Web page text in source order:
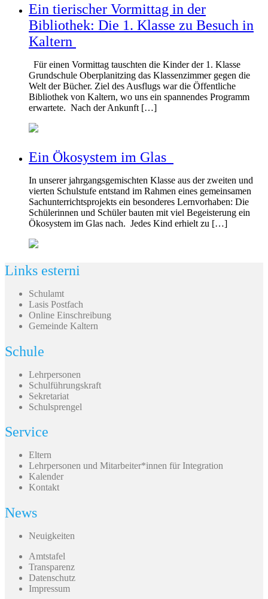
Ein tierischer Vormittag in der
Bibliothek: Die 1. Klasse zu Besuch in
Kaltern
Für einen Vormittag tauschten die Kinder der 1. Klasse
Grundschule Oberplanitzing das Klassenzimmer gegen die
Welt der Bücher. Ziel des Ausflugs war die Öffentliche
Bibliothek von Kaltern, wo uns ein spannendes Programm
erwartete. Nach der Ankunft […]
Ein Ökosystem im Glas
In unserer jahrgangsgemischten Klasse aus der zweiten und
vierten Schulstufe entstand im Rahmen eines gemeinsamen
Sachunterrichtsprojekts ein besonderes Lernvorhaben: Die
Schülerinnen und Schüler bauten mit viel Begeisterung ein
Ökosystem im Glas nach. Jedes Kind erhielt zu […]
Links esterni
Schulamt
Lasis Postfach
Online Einschreibung
Gemeinde Kaltern
Schule
Lehrpersonen
Schulführungskraft
Sekretariat
Schulsprengel
Service
Eltern
Lehrpersonen und Mitarbeiter*innen für Integration
Kalender
Kontakt
News
Neuigkeiten
Amtstafel
Transparenz
Datenschutz
Impressum